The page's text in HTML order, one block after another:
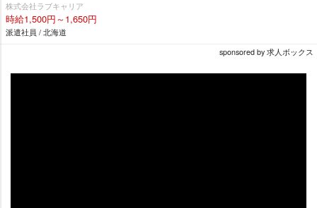
株式会社ラブキャリア
時給1,500円～1,650円
派遣社員 / 北海道
sponsored by 求人ボックス